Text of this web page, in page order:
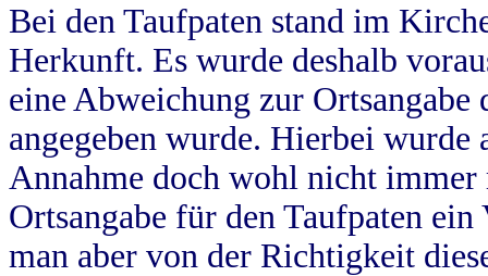
Bei den Taufpaten stand im
Herkunft. Es wurde deshalb
eine Abweichung zur
angegeben wurde. Hierbei wurde
Annahme doch wohl nicht
Ortsangabe für den Taufpaten
man aber von der Richtigkeit